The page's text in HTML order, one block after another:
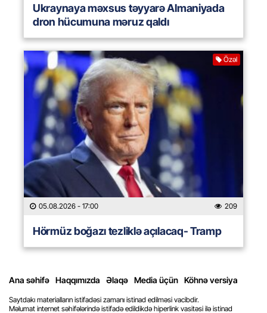
Ukraynaya məxsus təyyarə Almaniyada
dron hücumuna məruz qaldı
Özəl
05.08.2026 - 17:00 209
Hörmüz boğazı tezliklə açılacaq- Tramp
Ana səhifə Haqqımızda Əlaqə Media üçün Köhnə versiya
Saytdakı materialların istifadəsi zamanı istinad edilməsi vacibdir.
Məlumat internet səhifələrində istifadə edildikdə hiperlink vasitəsi ilə istinad